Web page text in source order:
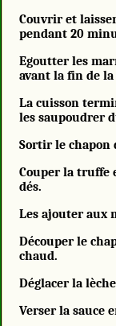
Couvrir et
pendant 20
Egoutter les
avant la fin de la
La cuisson
les saupoudrer
Sortir le chapon
Couper la truffe
dés.
Les ajouter aux
Découper le
chaud.
Déglacer la
Verser la sauce